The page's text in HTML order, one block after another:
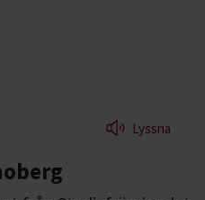
Lyssna